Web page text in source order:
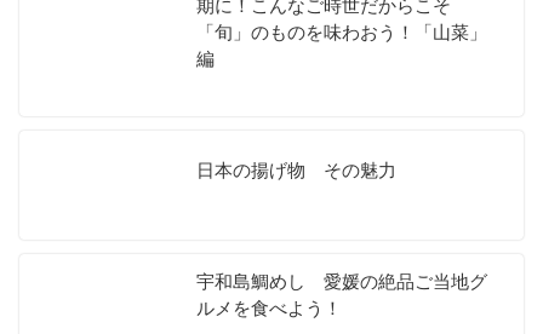
期に！こんなご時世だからこそ
「旬」のものを味わおう！「山菜」
編
日本の揚げ物 その魅力
宇和島鯛めし 愛媛の絶品ご当地グ
ルメを食べよう！